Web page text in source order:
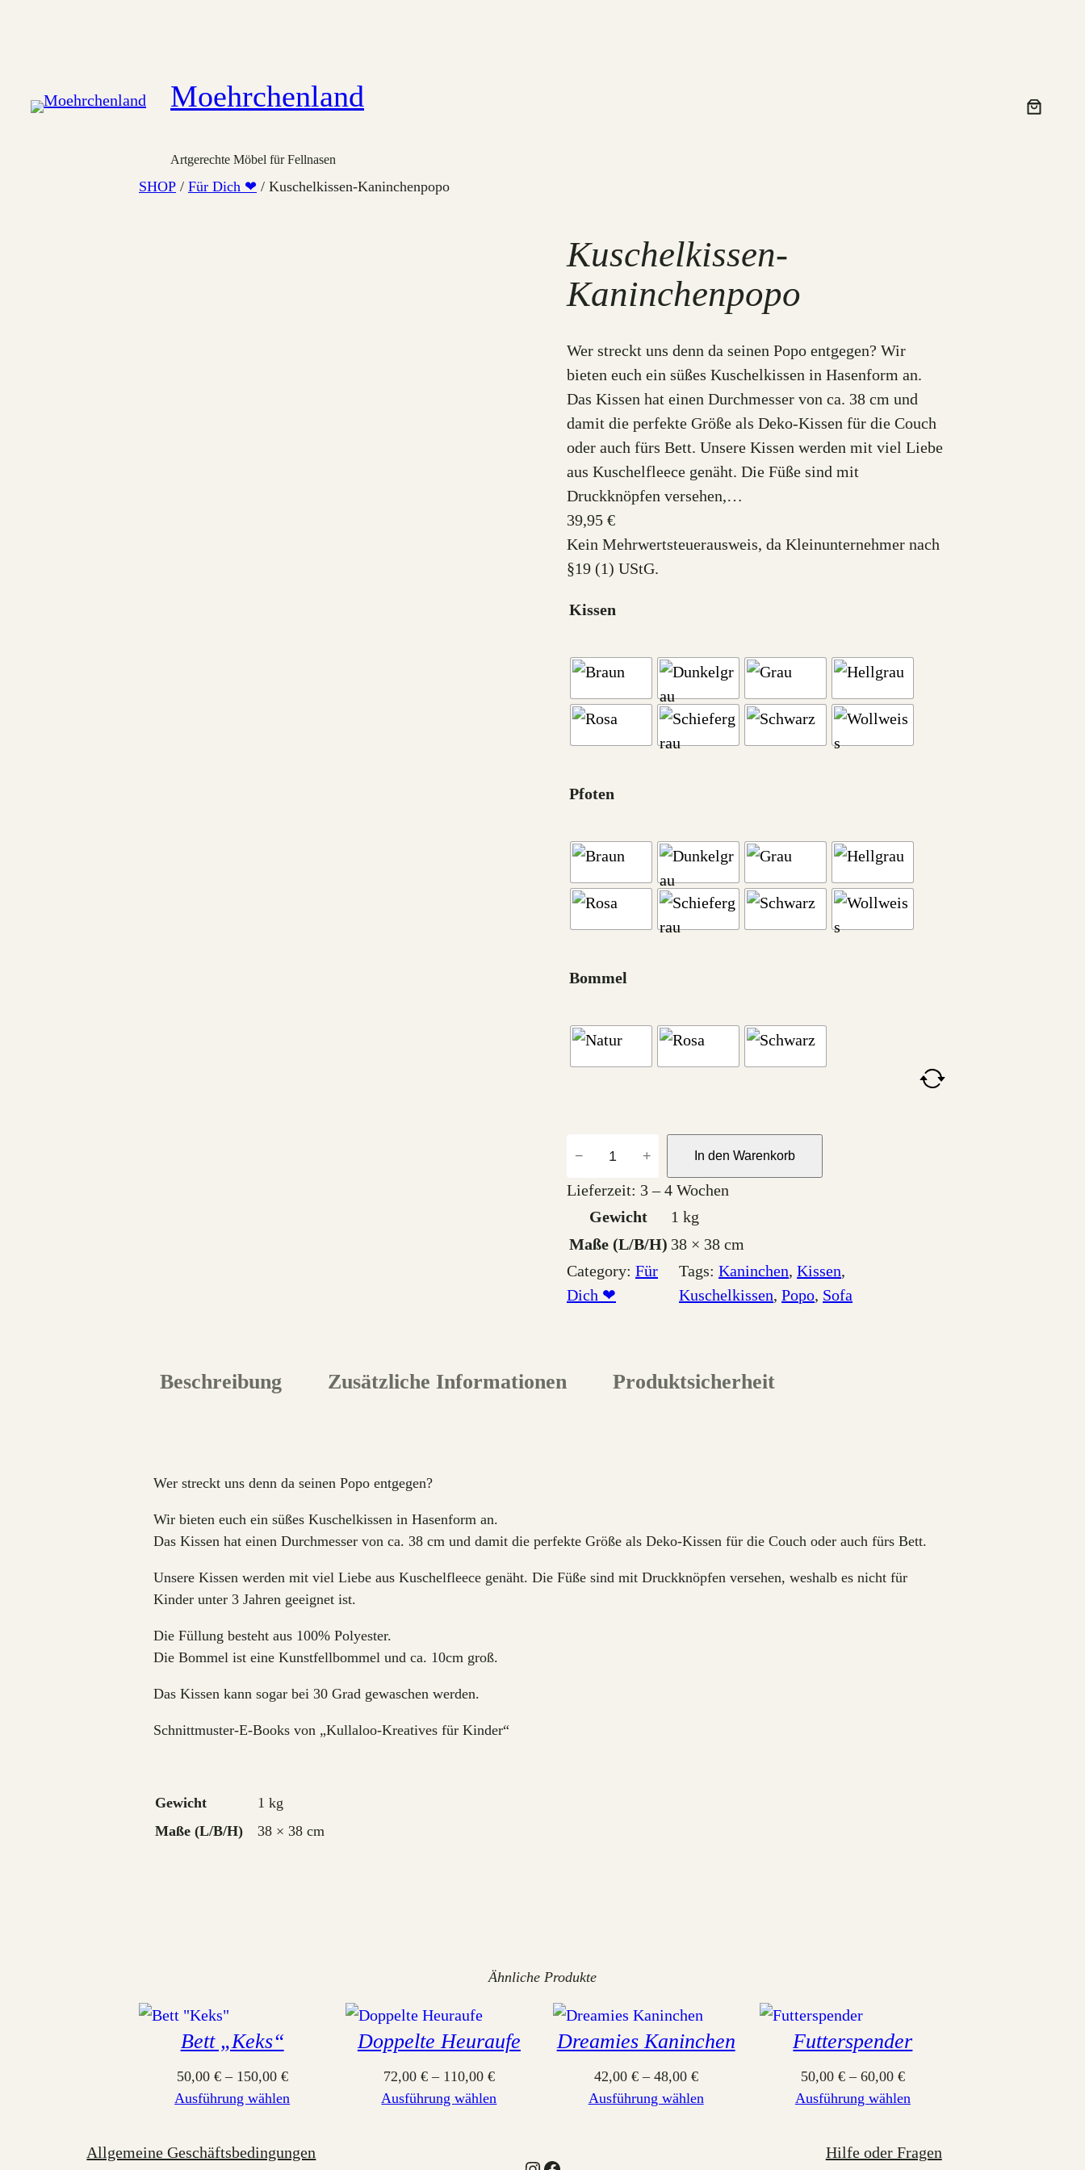
Moehrchenland
Artgerechte Möbel für Fellnasen
SHOP / Für Dich ❤ / Kuschelkissen-Kaninchenpopo
Kuschelkissen-
Kaninchenpopo
Wer streckt uns denn da seinen Popo entgegen? Wir
bieten euch ein süßes Kuschelkissen in Hasenform an.
Das Kissen hat einen Durchmesser von ca. 38 cm und
damit die perfekte Größe als Deko-Kissen für die Couch
oder auch fürs Bett. Unsere Kissen werden mit viel Liebe
aus Kuschelfleece genäht. Die Füße sind mit
Druckknöpfen versehen,…
39,95 €
Kein Mehrwertsteuerausweis, da Kleinunternehmer nach
§19 (1) UStG.
Kissen
Pfoten
Bommel
s
h
e
l
s
n
− + In den Warenkorb
Lieferzeit: 3 – 4 Wochen
Gewicht
1 kg
Maße
38 × 38 cm
Category: Für
Dich ❤
Tags:Kaninchen, Kissen
Kuschelkissen, Popo, Sofa
Beschreibung Zusätzliche Informationen Produktsicherheit
Wer streckt uns denn da seinen Popo entgegen?
Wir bieten euch ein süßes Kuschelkissen in Hasenform an.
Das Kissen hat einen Durchmesser von ca. 38 cm und damit die perfekte Größe als Deko-Kissen für die Couch oder auch fürs Bett.
Unsere Kissen werden mit viel Liebe aus Kuschelfleece genäht. Die Füße sind mit Druckknöpfen versehen, weshalb es nicht für
Kinder unter 3 Jahren geeignet ist.
Die Füllung besteht aus 100% Polyester.
Die Bommel ist eine Kunstfellbommel und ca. 10cm groß.
Das Kissen kann sogar bei 30 Grad gewaschen werden.
Schnittmuster-E-Books von „Kullaloo-Kreatives für Kinder“
Gewicht
1 kg
Maße
38 × 38 cm
Ähnliche Produkte
Bett „Keks“
50,00 €– 150,00 €
Ausführung wählen
Doppelte Heuraufe
72,00 €– 110,00 €
Ausführung wählen
Dreamies Kaninchen
42,00 €– 48,00 €
Ausführung wählen
Futterspender
50,00 €– 60,00 €
Ausführung wählen
Allgemeine Geschäftsbedingungen
Hilfe oder Fragen